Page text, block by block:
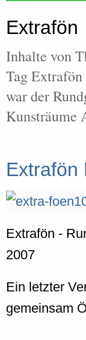
Extrafön
Inhalte von
Tag
war der
Kunsträume
Extrafön
Extrafön -
2007
Ein letzter
gemeinsam